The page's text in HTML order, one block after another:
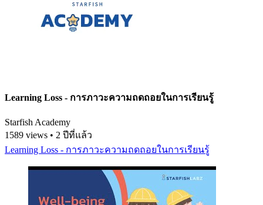
Learning Loss - การภาวะความถดถอยในการเรียนรู้
Starfish Academy
1589 views • 2 ปีที่แล้ว
Learning Loss - การภาวะความถดถอยในการเรียนรู้